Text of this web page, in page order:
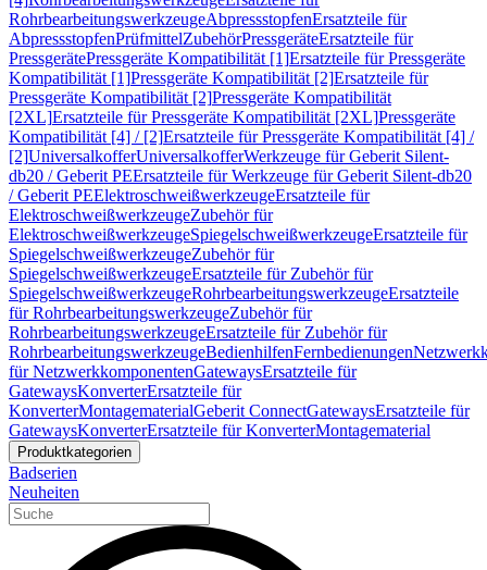
RohrbearbeitungswerkzeugeAbpressstopfenErsatzteile für
AbpressstopfenPrüfmittelZubehörPressgeräteErsatzteile für
PressgerätePressgeräte Kompatibilität [1]Ersatzteile für Pressgeräte
Kompatibilität [1]Pressgeräte Kompatibilität [2]Ersatzteile für
Pressgeräte Kompatibilität [2]Pressgeräte Kompatibilität
[2XL]Ersatzteile für Pressgeräte Kompatibilität [2XL]Pressgeräte
Kompatibilität [4] / [2]Ersatzteile für Pressgeräte Kompatibilität [4] /
[2]UniversalkofferUniversalkofferWerkzeuge für Geberit Silent-
db20 / Geberit PEErsatzteile für Werkzeuge für Geberit Silent-db20
/ Geberit PEElektroschweißwerkzeugeErsatzteile für
ElektroschweißwerkzeugeZubehör für
ElektroschweißwerkzeugeSpiegelschweißwerkzeugeErsatzteile für
SpiegelschweißwerkzeugeZubehör für
SpiegelschweißwerkzeugeErsatzteile für Zubehör für
SpiegelschweißwerkzeugeRohrbearbeitungswerkzeugeErsatzteile
für RohrbearbeitungswerkzeugeZubehör für
RohrbearbeitungswerkzeugeErsatzteile für Zubehör für
RohrbearbeitungswerkzeugeBedienhilfenFernbedienungen
für NetzwerkkomponentenGatewaysErsatzteile für
GatewaysKonverterErsatzteile für
KonverterMontagematerialGeberit ConnectGatewaysErsatzteile für
GatewaysKonverterErsatzteile für KonverterMontagematerial
Produktkategorien
Badserien
Neuheiten